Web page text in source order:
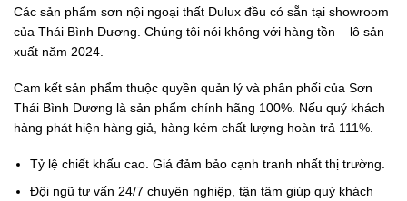
Các sản phẩm sơn nội ngoại thất Dulux đều có sẵn tại showroom
của Thái Bình Dương. Chúng tôi nói không với hàng tồn – lô sản
xuất năm 2024.
Cam kết sản phẩm thuộc quyền quản lý và phân phối của Sơn
Thái Bình Dương là sản phẩm chính hãng 100%. Nếu quý khách
hàng phát hiện hàng giả, hàng kém chất lượng hoàn trả 111%.
Tỷ lệ chiết khấu cao. Giá đảm bảo cạnh tranh nhất thị trường.
Đội ngũ tư vấn 24/7 chuyên nghiệp, tận tâm giúp quý khách